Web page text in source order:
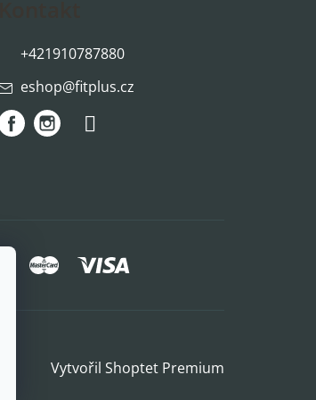
eshop@fitplus.cz
+421910787880
Vytvořil Shoptet Premium